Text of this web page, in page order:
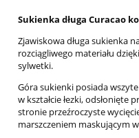
Sukienka długa Curacao
Zjawiskowa długa sukienka
rozciągliwego materiału
sylwetki.
Góra sukienki posiada
w kształcie łezki, odsłonięte
stronie przeźroczyste
marszczeniem maskującym